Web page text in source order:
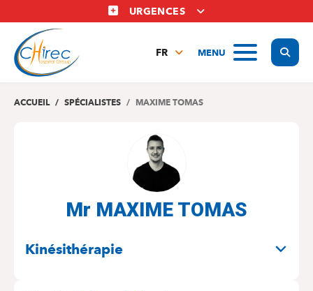
au
contenu
principal
URGENCES
MENU
FR
EN
ACCUEIL SPÉCIALISTES MAXIME TOMAS
Mr MAXIME TOMAS
Kinésithérapie